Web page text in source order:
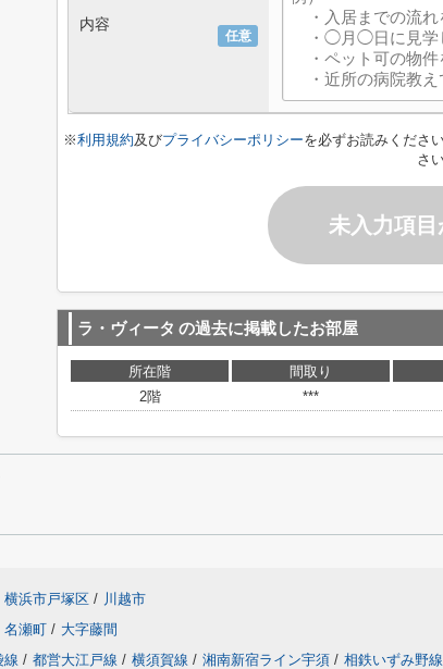
任意
内容
※利用規約及びプライバシーポリシーを必ずお読みくださ
さい
未入力項
ラ・ヴィータ の過去に掲載したお部屋
所在階 間取り
2階
***
横浜市戸塚区 / 川越市
名瀬町 / 大字藤間
線 / 都営大江戸線 / 横須賀線 / 湘南新宿ライン宇須 / 相鉄いずみ野線